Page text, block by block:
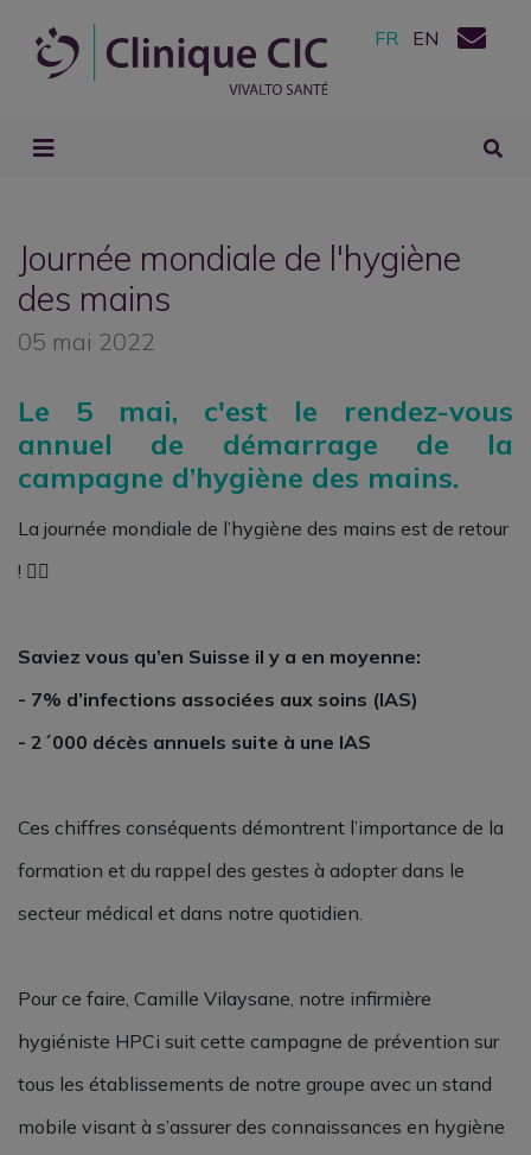
FR EN
Journée mondiale de l'hygiène
des mains
05 mai 2022
Le 5 mai, c'est le rendez-vous
annuel de démarrage de la
campagne d’hygiène des mains.
La journée mondiale de l’hygiène des mains est de retour
! 🖐🏼
Saviez vous qu’en Suisse il y a en moyenne:
- 7% d’infections associées aux soins (IAS)
- 2´000 décès annuels suite à une IAS
Ces chiffres conséquents démontrent l’importance de la
formation et du rappel des gestes à adopter dans le
secteur médical et dans notre quotidien.
Pour ce faire, Camille Vilaysane, notre infirmière
hygiéniste HPCi suit cette campagne de prévention sur
tous les établissements de notre groupe avec un stand
mobile visant à s’assurer des connaissances en hygiène